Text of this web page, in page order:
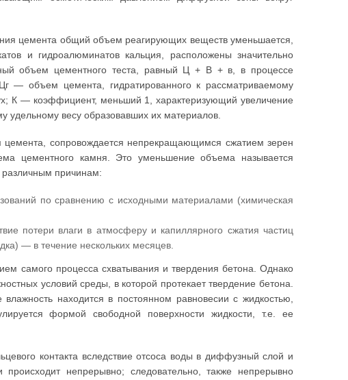
цемента общий объем реагирующих веществ уменьшается,
и гидроалюминатов кальция, расположены значительно
объем цементного теста, равный Ц + В + в, в процессе
— объем цемента, гидратированного к рассматриваемому
К — коэффициент, меньший 1, характеризующий увеличение
удельному весу образовавших их материалов.
сопровождается непрекращающимся сжатием зерен
цементного камня. Это уменьшение объема называется
различным причинам:
по сравнению с исходными материалами (химическая
потери влаги в атмосферу и капиллярного сжатия частиц
— в течение нескольких месяцев.
самого процесса схватывания и твердения бетона. Однако
условий среды, в которой протекает твердение бетона.
находится в постоянном равновесии с жидкостью,
формой свободной поверхности жидкости, т.е. ее
контакта вследствие отсоса воды в диффузный слой и
непрерывно; следовательно, также непрерывно